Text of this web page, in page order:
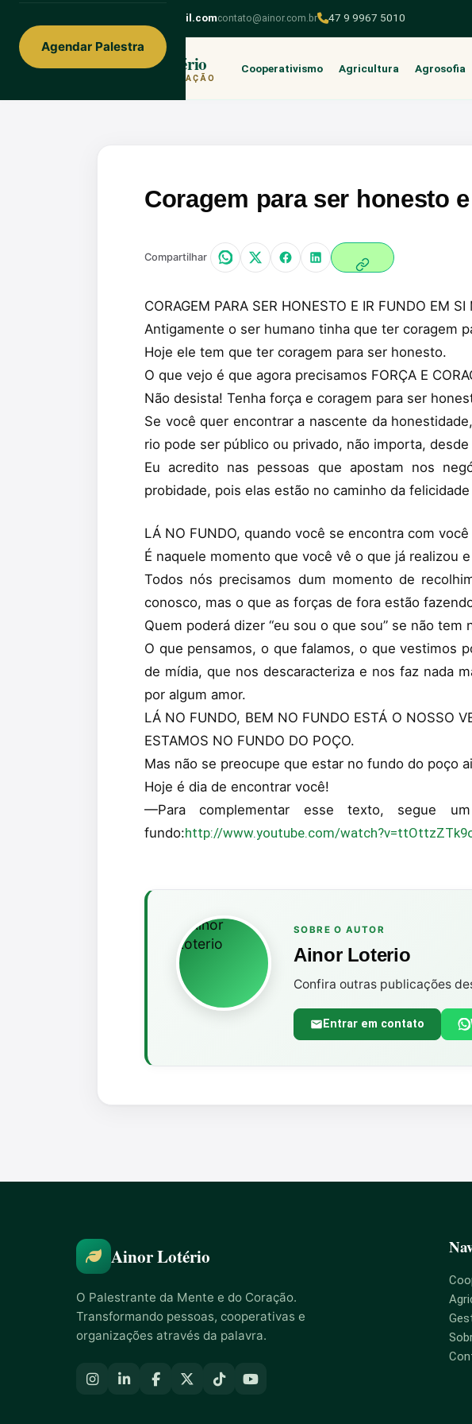
ainorfloterio@gmail.comcontato@ainor.com.br 47 9 9967 5010
Ainor Lotério
MENTE & CORAÇÃO
Cooperativismo Agricultura Agrosofia
Agendar Palestra
Coragem para ser honesto
Compartilhar
CORAGEM PARA SER HONESTO E IR FUNDO EM SI
Antigamente o ser humano tinha que ter coragem
Hoje ele tem que ter coragem para ser honesto.
O que vejo é que agora precisamos FORÇA E
Não desista! Tenha força e coragem para ser
Se você quer encontrar a nascente da
rio pode ser público ou privado, não importa,
Eu acredito nas pessoas que apostam nos
probidade, pois elas estão no caminho da
LÁ NO FUNDO, quando você se encontra com
É naquele momento que você vê o que já realizou
Todos nós precisamos dum momento de
conosco, mas o que as forças de fora estão
Quem poderá dizer “eu sou o que sou” se não
O que pensamos, o que falamos, o que vestimos
de mídia, que nos descaracteriza e nos faz nada
por algum amor.
LÁ NO FUNDO, BEM NO FUNDO ESTÁ O NOSSO
ESTAMOS NO FUNDO DO POÇO.
Mas não se preocupe que estar no fundo do poço
Hoje é dia de encontrar você!
—Para complementar esse texto, segue
fundo:http://www.youtube.com/
SOBRE O AUTOR
Ainor Loterio
Confira outras publicações
Entrar em contato
Ainor Lotério
O Palestrante da Mente e do Coração.
Transformando pessoas, cooperativas e
organizações através da palavra.